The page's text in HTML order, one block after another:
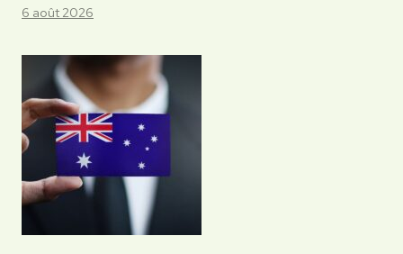
6 août 2026